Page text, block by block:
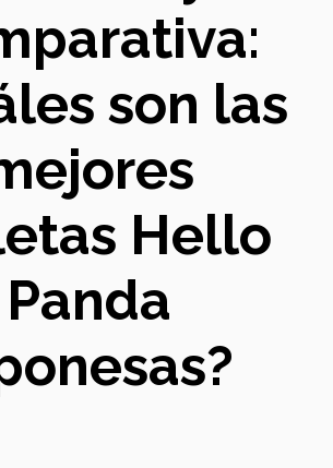
son las
Hello
Panda